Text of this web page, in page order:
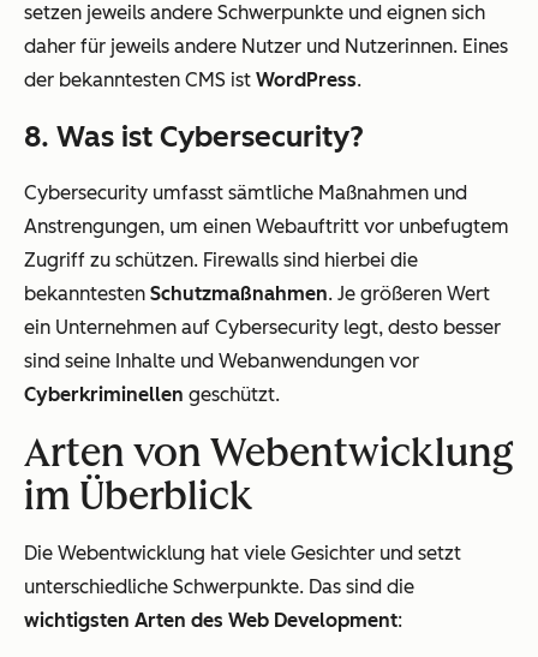
setzen jeweils andere Schwerpunkte und eignen sich
daher für jeweils andere Nutzer und Nutzerinnen. Eines
der bekanntesten CMS ist WordPress.
8. Was ist Cybersecurity?
Cybersecurity umfasst sämtliche Maßnahmen und
Anstrengungen, um einen Webauftritt vor unbefugtem
Zugriff zu schützen. Firewalls sind hierbei die
bekanntesten Schutzmaßnahmen. Je größeren Wert
ein Unternehmen auf Cybersecurity legt, desto besser
sind seine Inhalte und Webanwendungen vor
Cyberkriminellen geschützt.
Arten von Webentwicklung
im Überblick
Die Webentwicklung hat viele Gesichter und setzt
unterschiedliche Schwerpunkte. Das sind die
wichtigsten Arten des Web Development: